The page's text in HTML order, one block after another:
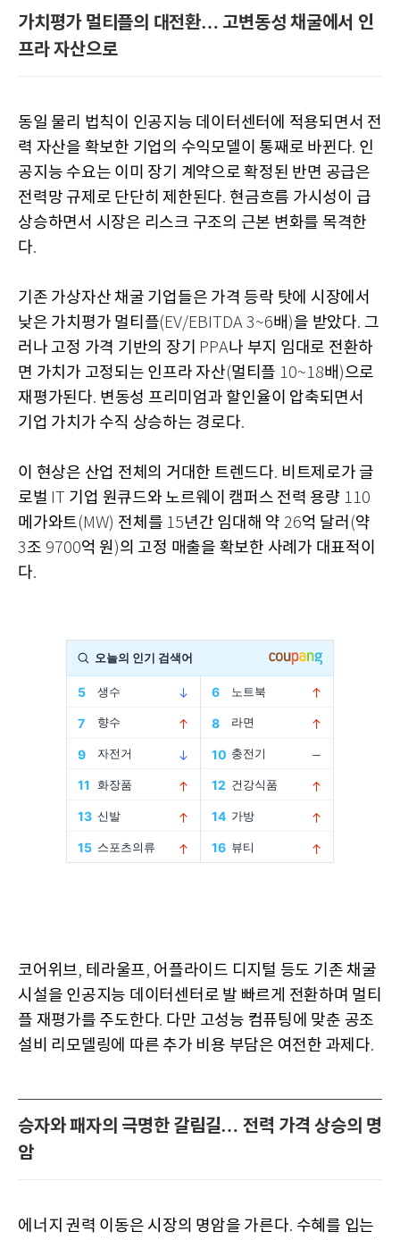
가치평가 멀티플의 대전환… 고변동성 채굴에서 인
프라 자산으로
동일 물리 법칙이 인공지능 데이터센터에 적용되면서 전
력 자산을 확보한 기업의 수익모델이 통째로 바뀐다. 인
공지능 수요는 이미 장기 계약으로 확정된 반면 공급은
전력망 규제로 단단히 제한된다. 현금흐름 가시성이 급
상승하면서 시장은 리스크 구조의 근본 변화를 목격한
다.
기존 가상자산 채굴 기업들은 가격 등락 탓에 시장에서
낮은 가치평가 멀티플(EV/EBITDA 3~6배 )을 받았다. 그
러나 고정 가격 기반의 장기
PPA나 부지 임대로 전환하
면 가치가 고정되는 인프라 자산(멀티플 10~18배 )으로
재평가된다. 변동성 프리미엄과 할인율이 압축되면서
기업 가치가 수직 상승하는 경로다.
이 현상은 산업 전체의 거대한 트렌드다. 비트제로가 글
로벌 IT 기업 원큐드와 노르웨이 캠퍼스 전력 용량 110
메가와트(MW) 전체를 15년간 임대해 약 26억 달러 (약
3조 9700억 원 )의 고정 매출을 확보한 사례가 대표적이
다.
코어위브, 테라울프, 어플라이드 디지털 등도 기존 채굴
시설을 인공지능 데이터센터로 발 빠르게 전환하며 멀티
플 재평가를 주도한다. 다만 고성능 컴퓨팅에 맞춘 공조
설비 리모델링에 따른 추가 비용 부담은 여전한 과제다.
승자와 패자의 극명한 갈림길… 전력 가격 상승의 명
암
에너지 권력 이동은 시장의 명암을 가른다. 수혜를 입는